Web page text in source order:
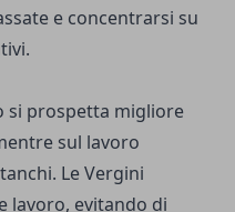
e concentrarsi su
si prospetta migliore
sul lavoro
Le Vergini
lavoro, evitando di